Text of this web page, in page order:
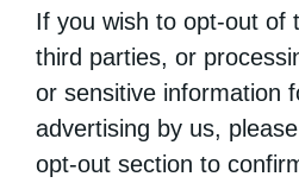
If you wish to opt-out of
third parties, or
or sensitive information
advertising by us,
opt-out section to